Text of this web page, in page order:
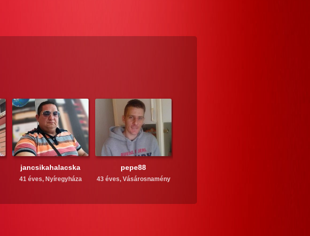
jancsikahalacska
41 éves, Nyíregyháza
pepe88
43 éves, Vásárosnamény